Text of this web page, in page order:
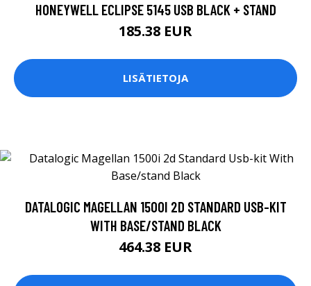
HONEYWELL ECLIPSE 5145 USB BLACK + STAND
185.38 EUR
LISÄTIETOJA
DATALOGIC MAGELLAN 1500I 2D STANDARD USB-KIT
WITH BASE/STAND BLACK
464.38 EUR